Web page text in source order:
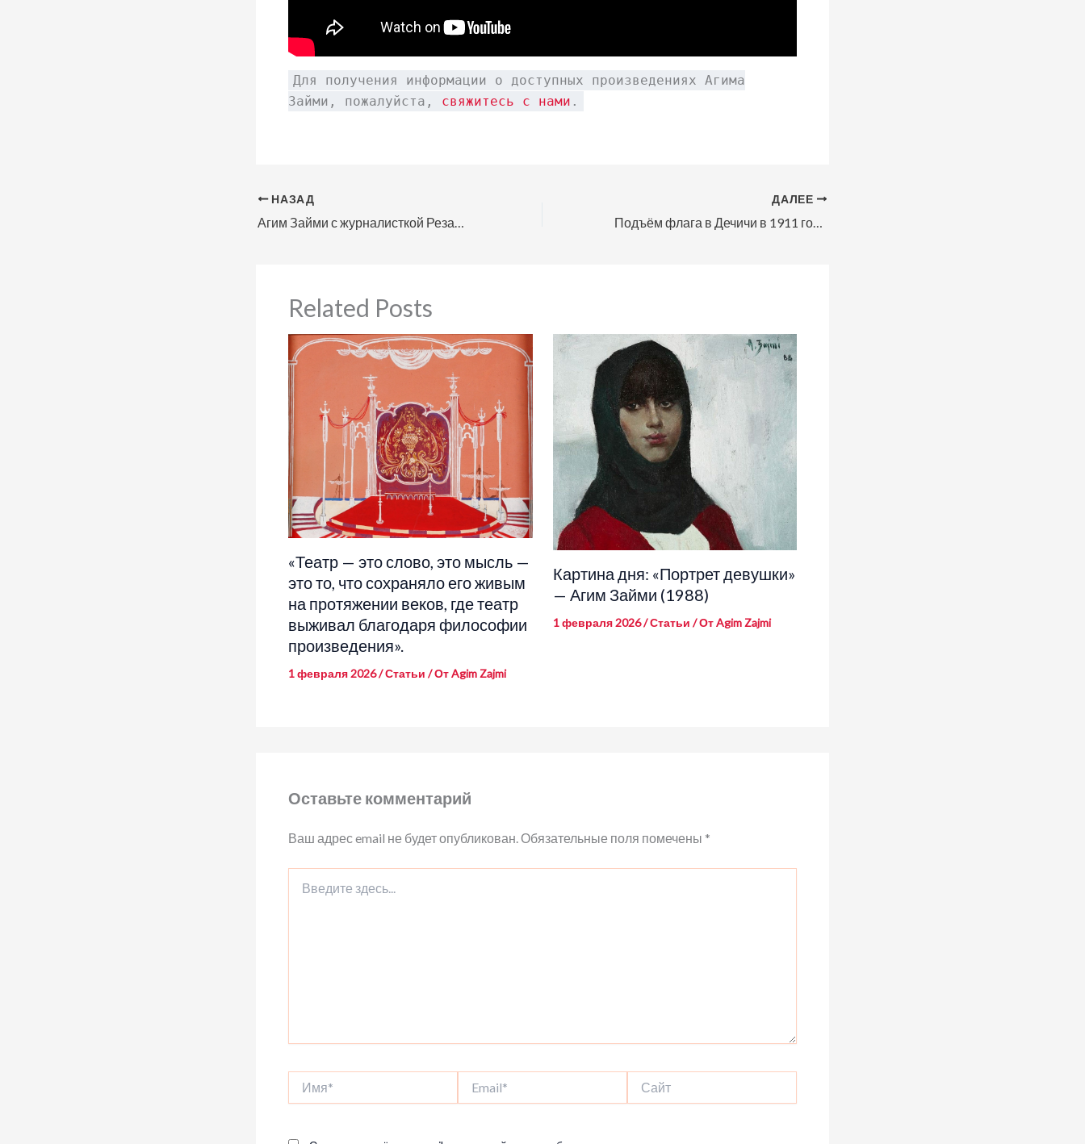
Для получения информации о доступных произведениях Агима
Займи, пожалуйста, свяжитесь с нами .
НАЗАД ДАЛЕЕ
Related Posts
«Театр — это слово, это мысль —
это то, что сохраняло его живым
на протяжении веков, где театр
выживал благодаря философии
произведения».
1 февраля 2026/Статьи / ОтAgim Zajmi
Картина дня: «Портрет девушки»
— Агим Займи (1988)
1 февраля 2026/Статьи / ОтAgim Zajmi
Оставьте комментарий
Ваш адрес email не будет опубликован.Обязательные поля помечены *
здесь...